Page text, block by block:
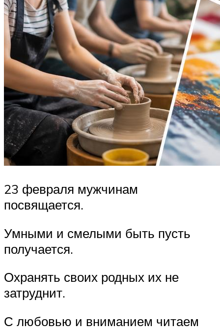
23 февраля мужчинам
посвящается.
Умными и смелыми быть пусть
получается.
Охранять своих родных их не
затруднит.
С любовью и вниманием читаем